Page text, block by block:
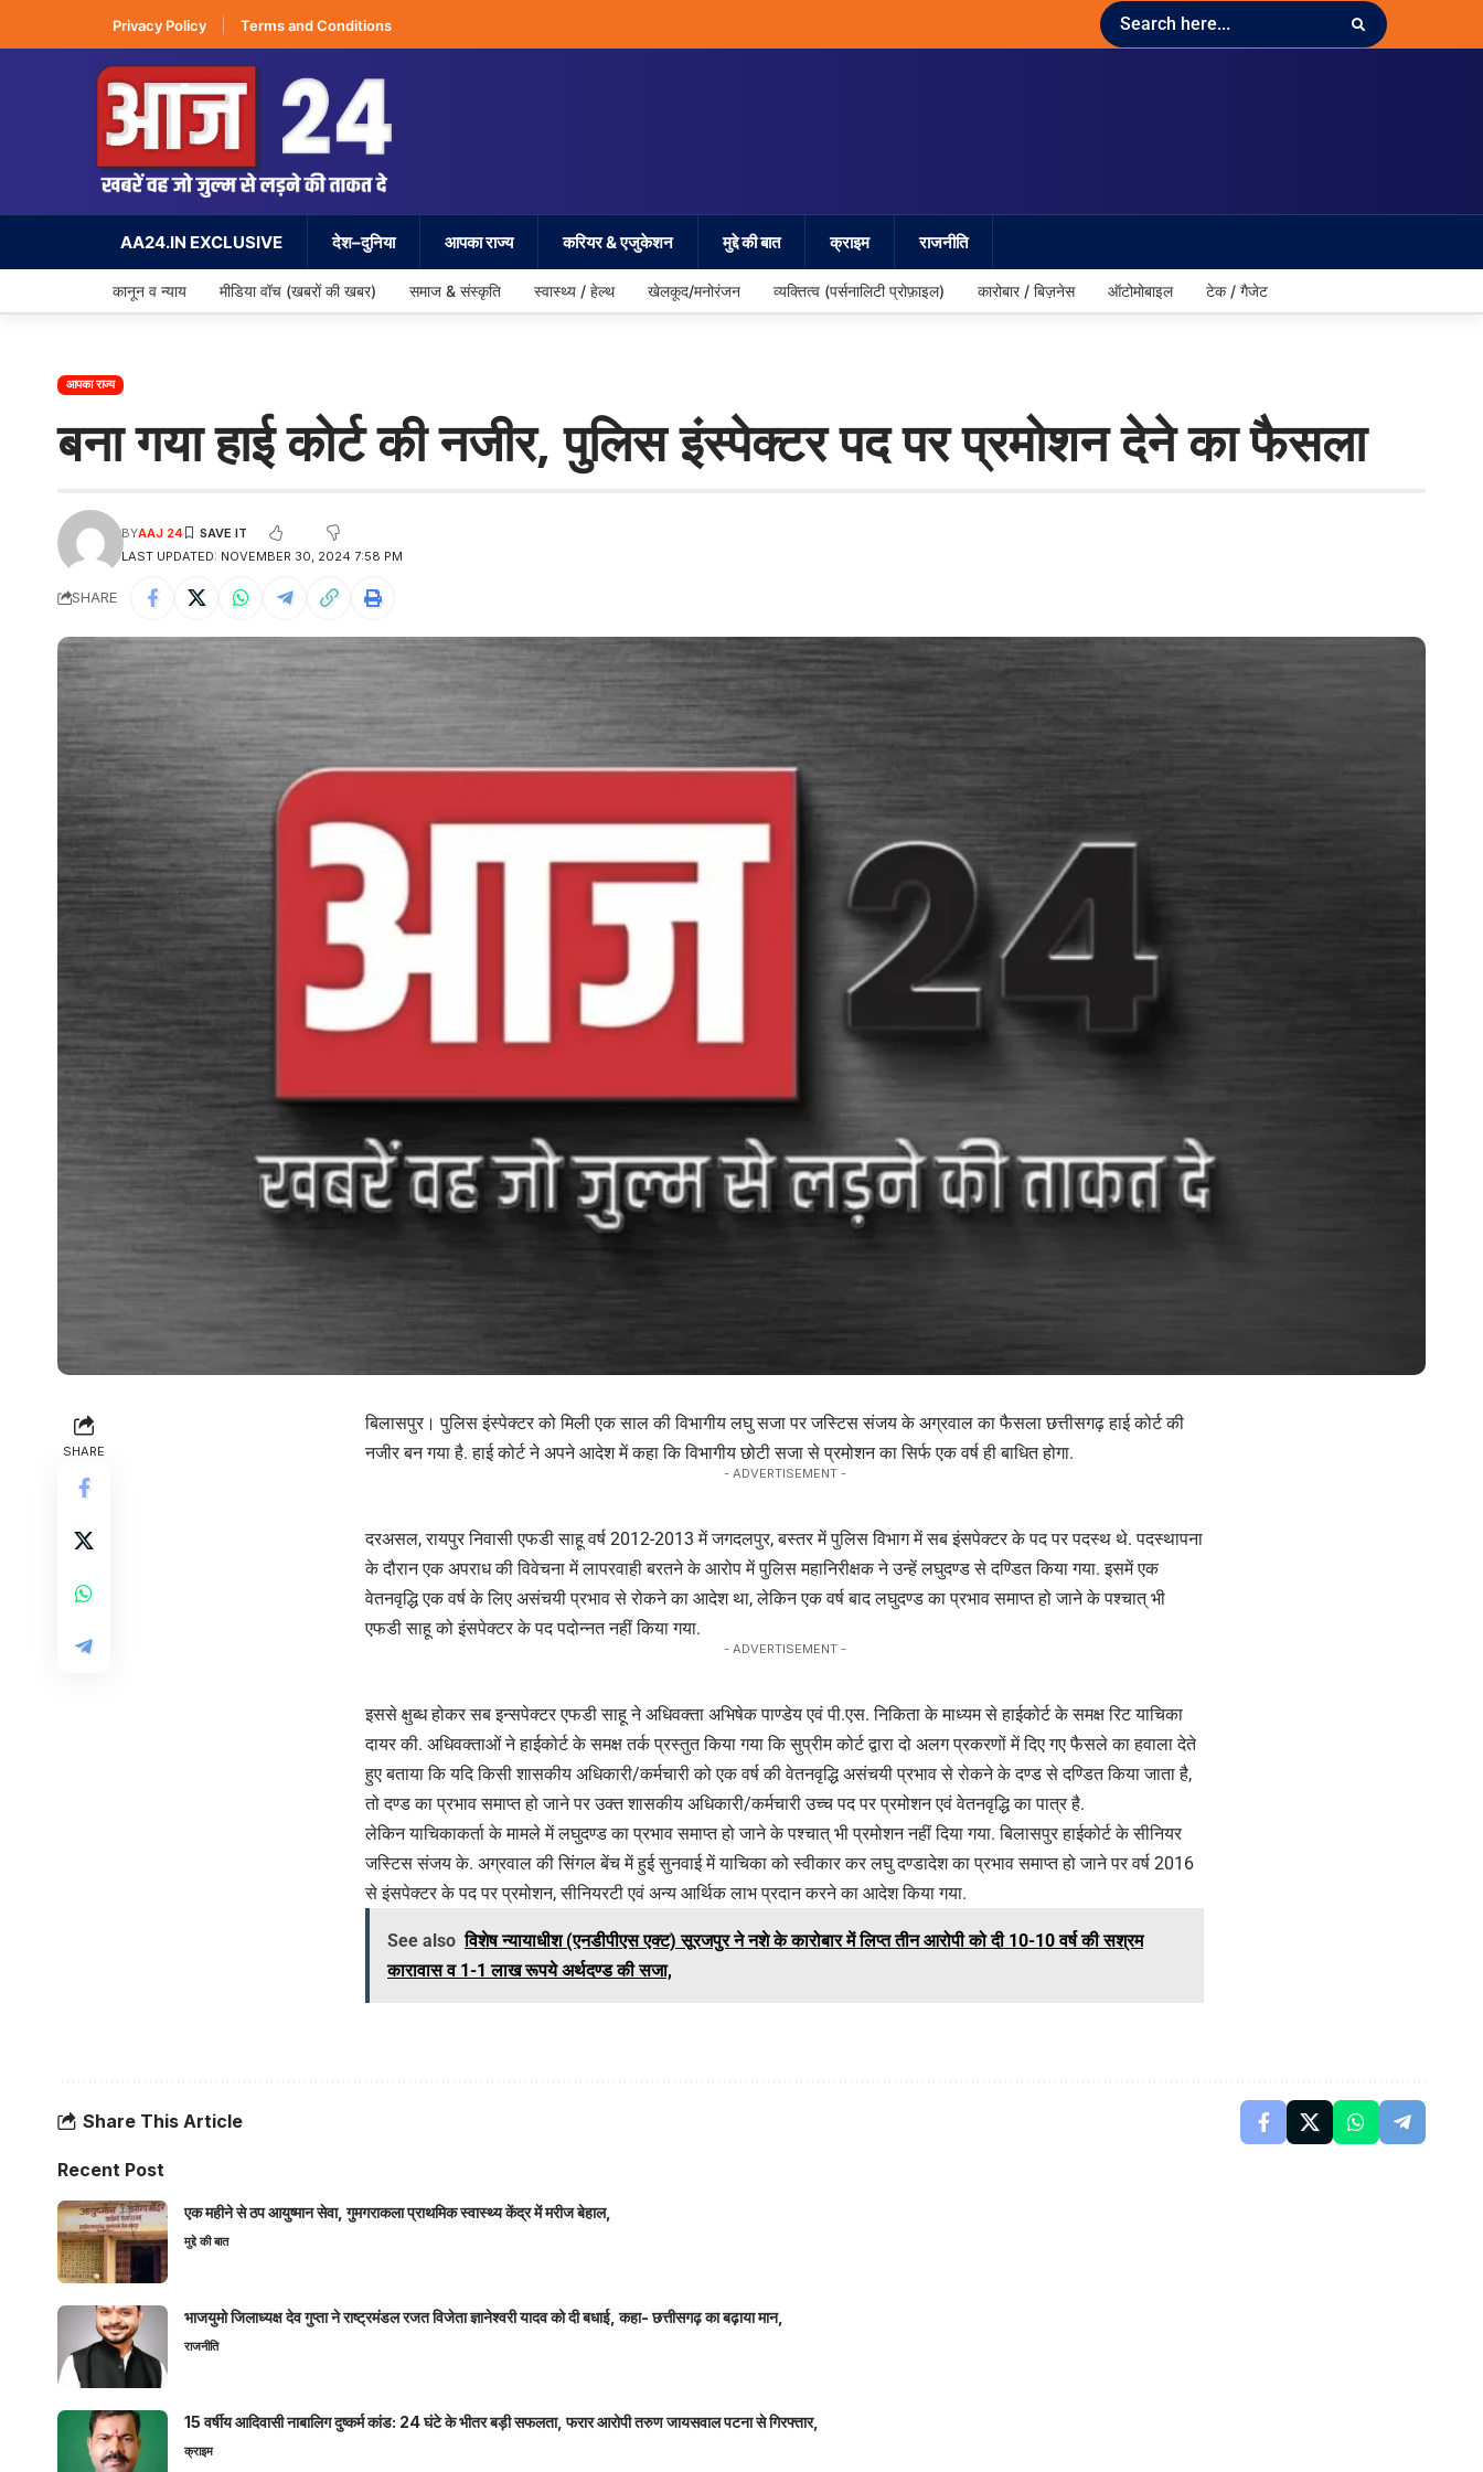
Privacy Policy Terms and Conditions
AA24.IN EXCLUSIVE देश–दुनिया आपका राज्य करियर & एजुकेशन मुद्दे की बात क्राइम राजनीति
कानून व न्याय मीडिया वॉच (खबरों की खबर) समाज & संस्कृति स्वास्थ्य / हेल्थ खेलकूद/मनोरंजन व्यक्तित्व (पर्सनालिटी प्रोफ़ाइल) कारोबार / बिज़नेस ऑटोमोबाइल टेक / गैजेट
आपका राज्य
बना गया हाई कोर्ट की नजीर, पुलिस इंस्पेक्टर पद पर प्रमोशन देने का फैसला
LAST UPDATED: NOVEMBER 30, 2024 7:58 PM
BYAAJ 24
SHARE
SHARE
बिलासपुर। पुलिस इंस्पेक्टर को मिली एक साल की विभागीय लघु सजा पर जस्टिस संजय के अग्रवाल का फैसला छत्तीसगढ़ हाई कोर्ट की
नजीर बन गया है. हाई कोर्ट ने अपने आदेश में कहा कि विभागीय छोटी सजा से प्रमोशन का सिर्फ एक वर्ष ही बाधित होगा.
- ADVERTISEMENT -
दरअसल, रायपुर निवासी एफडी साहू वर्ष 2012-2013 में जगदलपुर, बस्तर में पुलिस विभाग में सब इंसपेक्टर के पद पर पदस्थ थे. पदस्थापना
के दौरान एक अपराध की विवेचना में लापरवाही बरतने के आरोप में पुलिस महानिरीक्षक ने उन्हें लघुदण्ड से दण्डित किया गया. इसमें एक
वेतनवृद्धि एक वर्ष के लिए असंचयी प्रभाव से रोकने का आदेश था, लेकिन एक वर्ष बाद लघुदण्ड का प्रभाव समाप्त हो जाने के पश्चात् भी
एफडी साहू को इंसपेक्टर के पद पदोन्नत नहीं किया गया.
- ADVERTISEMENT -
इससे क्षुब्ध होकर सब इन्सपेक्टर एफडी साहू ने अधिवक्ता अभिषेक पाण्डेय एवं पी.एस. निकिता के माध्यम से हाईकोर्ट के समक्ष रिट याचिका
दायर की. अधिवक्ताओं ने हाईकोर्ट के समक्ष तर्क प्रस्तुत किया गया कि सुप्रीम कोर्ट द्वारा दो अलग प्रकरणों में दिए गए फैसले का हवाला देते
हुए बताया कि यदि किसी शासकीय अधिकारी/कर्मचारी को एक वर्ष की वेतनवृद्धि असंचयी प्रभाव से रोकने के दण्ड से दण्डित किया जाता है,
तो दण्ड का प्रभाव समाप्त हो जाने पर उक्त शासकीय अधिकारी/कर्मचारी उच्च पद पर प्रमोशन एवं वेतनवृद्धि का पात्र है.
लेकिन याचिकाकर्ता के मामले में लघुदण्ड का प्रभाव समाप्त हो जाने के पश्चात् भी प्रमोशन नहीं दिया गया. बिलासपुर हाईकोर्ट के सीनियर
जस्टिस संजय के. अग्रवाल की सिंगल बेंच में हुई सुनवाई में याचिका को स्वीकार कर लघु दण्डादेश का प्रभाव समाप्त हो जाने पर वर्ष 2016
से इंसपेक्टर के पद पर प्रमोशन, सीनियरटी एवं अन्य आर्थिक लाभ प्रदान करने का आदेश किया गया.
See also विशेष न्यायाधीश (एनडीपीएस एक्ट) सूरजपुर ने नशे के कारोबार में लिप्त तीन आरोपी को दी 10-10 वर्ष की सश्रम
कारावास व 1-1 लाख रूपये अर्थदण्ड की सजा,
Share This Article
Recent Post
एक महीने से ठप आयुष्मान सेवा, गुमगराकला प्राथमिक स्वास्थ्य केंद्र में मरीज बेहाल,
मुद्दे की बात
भाजयुमो जिलाध्यक्ष देव गुप्ता ने राष्ट्रमंडल रजत विजेता ज्ञानेश्वरी यादव को दी बधाई, कहा- छत्तीसगढ़ का बढ़ाया मान,
राजनीति
15 वर्षीय आदिवासी नाबालिग दुष्कर्म कांड: 24 घंटे के भीतर बड़ी सफलता, फरार आरोपी तरुण जायसवाल पटना से गिरफ्तार,
क्राइम